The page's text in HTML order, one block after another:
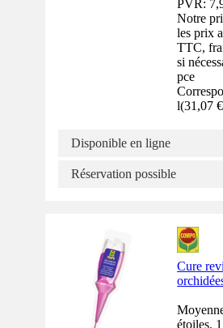
PVR:
Notre
les prix
TTC,
si
pce
l(31,07 €
Disponible en ligne
Réservation possible
Cure
étoiles.